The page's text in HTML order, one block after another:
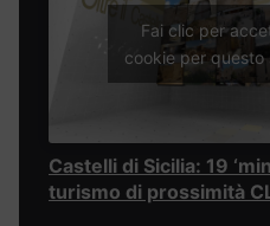
Fai clic per
cookie per questo
Castelli di Sicilia: 19
turismo di prossimità